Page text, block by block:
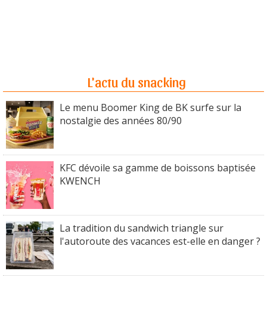
L'actu du snacking
Le menu Boomer King de BK surfe sur la
nostalgie des années 80/90
KFC dévoile sa gamme de boissons baptisée
KWENCH
La tradition du sandwich triangle sur
l'autoroute des vacances est-elle en danger ?